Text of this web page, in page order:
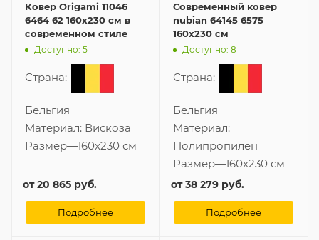
Ковер Origami 11046
6464 62 160x230 см в
современном стиле
Доступно: 5
Страна:
Бельгия
Материал: Вискоза
Размер—160x230 см
от20 865 руб.
Подробнее
Современный ковер
nubian 64145 6575
160x230 см
Доступно: 8
Страна:
Бельгия
Материал:
Полипропилен
Размер—160x230 см
от38 279 руб.
Подробнее